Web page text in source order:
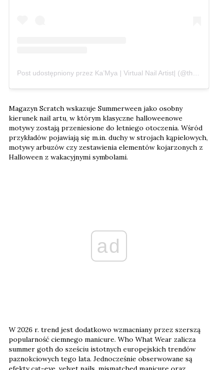
Post udostępniony przez Ka’Mya | Virtual Nail Artist| (@theenailfactory)
Magazyn Scratch wskazuje Summerween jako osobny
kierunek nail artu, w którym klasyczne halloweenowe
motywy zostają przeniesione do letniego otoczenia. Wśród
przykładów pojawiają się m.in. duchy w strojach kąpielowych,
motywy arbuzów czy zestawienia elementów kojarzonych z
Halloween z wakacyjnymi symbolami.
ad
W 2026 r. trend jest dodatkowo wzmacniany przez szerszą
popularność ciemnego manicure. Who What Wear zalicza
summer goth do sześciu istotnych europejskich trendów
paznokciowych tego lata. Jednocześnie obserwowane są